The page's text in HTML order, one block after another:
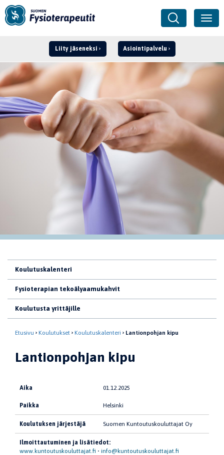
Liity jäseneksi Asiointipalvelu
Kirjaudu ›
Koulutuskalenteri
Fysioterapian tekoälyaamukahvit
Koulutusta yrittäjille
Etusivu Koulutukset Koulutuskalenteri Lantionpohjan kipu
Lantionpohjan kipu
Aika 01.12.2025
Paikka Helsinki
Koulutuksen järjestäjä Suomen Kuntoutuskouluttajat Oy
Ilmoittautuminen ja lisätiedot:
www.kuntoutuskouluttajat.fi • info@kuntoutuskouluttajat.fi